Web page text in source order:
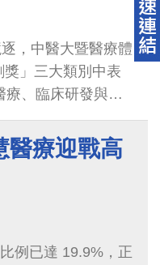
，中醫大暨醫療體
」三大類別中表
、臨床研發與新
療迎戰高
例已達 19.9%，正